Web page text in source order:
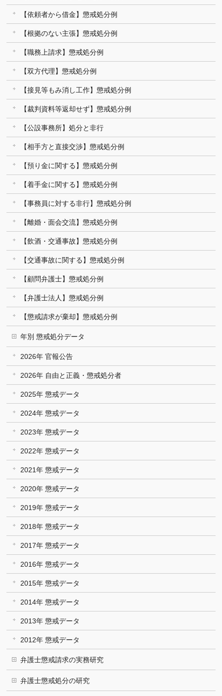
【依頼者から借金】懲戒処分例
【根拠のない主張】懲戒処分例
【職務上請求】懲戒処分例
【双方代理】懲戒処分例
【接見等もみ消し工作】懲戒処分例
【裁判資料等返却せず】懲戒処分例
【公設事務所】処分と非行
【相手方と直接交渉】懲戒処分例
【預り金に関する】懲戒処分例
【着手金に関する】懲戒処分例
【事務員に対する非行】懲戒処分例
【離婚・面会交流】懲戒処分例
【飲酒・交通事故】懲戒処分例
【交通事故に関する】懲戒処分例
【顧問弁護士】懲戒処分例
【弁護士法人】懲戒処分例
【懲戒請求が棄却】懲戒処分例
年別 懲戒処分データ
2026年 官報公告
2026年 自由と正義・懲戒処分者
2025年 懲戒データ
2024年 懲戒データ
2023年 懲戒データ
2022年 懲戒データ
2021年 懲戒データ
2020年 懲戒データ
2019年 懲戒データ
2018年 懲戒データ
2017年 懲戒データ
2016年 懲戒データ
2015年 懲戒データ
2014年 懲戒データ
2013年 懲戒データ
2012年 懲戒データ
弁護士懲戒請求の実務研究
弁護士懲戒処分の研究